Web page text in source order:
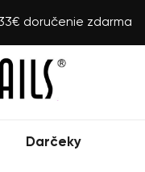
doručenie zdarma
Darčeky